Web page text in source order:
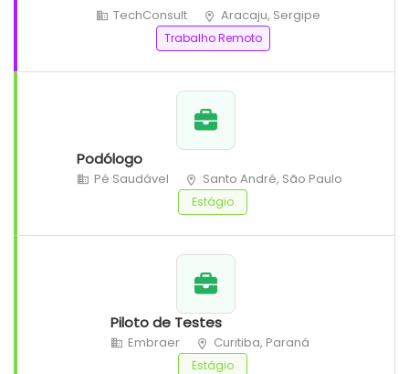
TechConsult Aracaju, Sergipe
Trabalho Remoto
Podólogo
Pé Saudável Santo André, São Paulo
Estágio
Piloto de Testes
Embraer Curitiba, Paraná
Estágio